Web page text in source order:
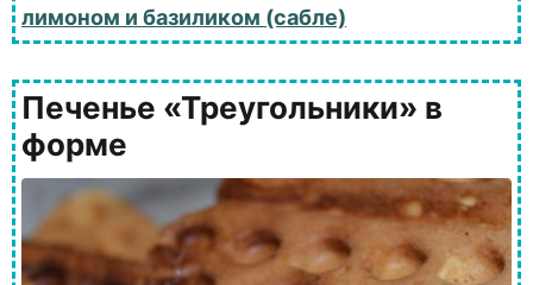
лимоном и базиликом (сабле)
Печенье «Треугольники» в
форме